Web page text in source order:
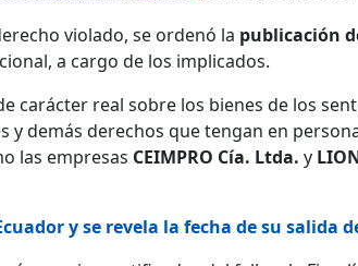
violado, se ordenó la publicación
a cargo de los implicados.
carácter real sobre los bienes de los
y demás derechos que tengan en
las empresas CEIMPRO Cía. Ltda. y
y se revela la fecha de su salida